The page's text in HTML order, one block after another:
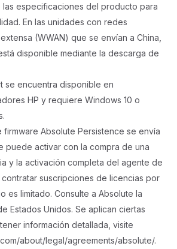
las especificaciones del producto para
En las unidades con redes
(WWAN) que se envían a China,
disponible mediante la descarga de
se encuentra disponible en
HP y requiere Windows 10 o
firmware Absolute Persistence se envía
puede activar con la compra de una
y la activación completa del agente de
suscripciones de licencias por
es limitado. Consulte a Absolute la
Estados Unidos. Se aplican ciertas
información detallada, visite
about/legal/agreements/absolute/.